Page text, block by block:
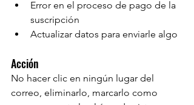
Error en el proceso de pago de la
suscripción
Actualizar datos para enviarle algo
Acción
No hacer clic en ningún lugar del
correo, eliminarlo, marcarlo como